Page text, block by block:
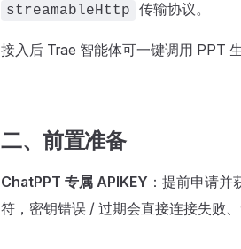
streamableHttp 传输协议。
接入后 Trae 智能体可一键调用 PPT
二、前置准备
ChatPPT 专属 APIKEY ：提前申请
符，密钥错误 / 过期会直接连接失败、